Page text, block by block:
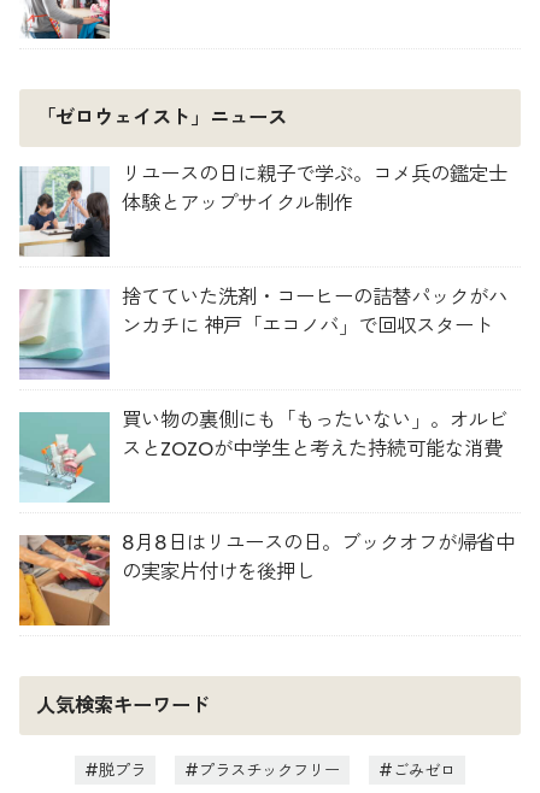
「ゼロウェイスト」ニュース
リユースの日に親子で学ぶ。コメ兵の鑑定士
体験とアップサイクル制作
捨てていた洗剤・コーヒーの詰替パックがハ
ンカチに 神戸「エコノバ」で回収スタート
買い物の裏側にも「もったいない」。オルビ
スとZOZOが中学生と考えた持続可能な消費
8月8日はリユースの日。ブックオフが帰省中
の実家片付けを後押し
人気検索キーワード
脱プラ プラスチックフリー ごみゼロ